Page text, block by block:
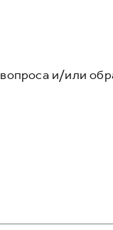
и/или